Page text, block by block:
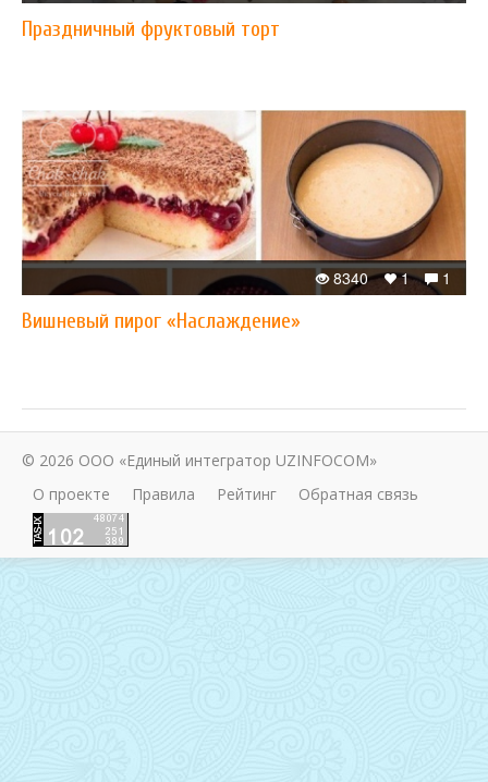
Праздничный фруктовый торт
1
1
8340
Вишневый пирог «Наслаждение»
© 2026 ООО «Единый интегратор UZINFOCOM»
О проекте
Правила Рейтинг Обратная связь